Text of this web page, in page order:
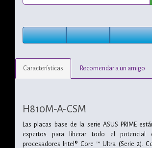
Características Recomendar a un amigo
H810M-A-CSM
Las placas base de la serie ASUS PRIME
expertos para liberar todo el potencial
procesadores Intel® Core ™ Ultra (Serie 2).